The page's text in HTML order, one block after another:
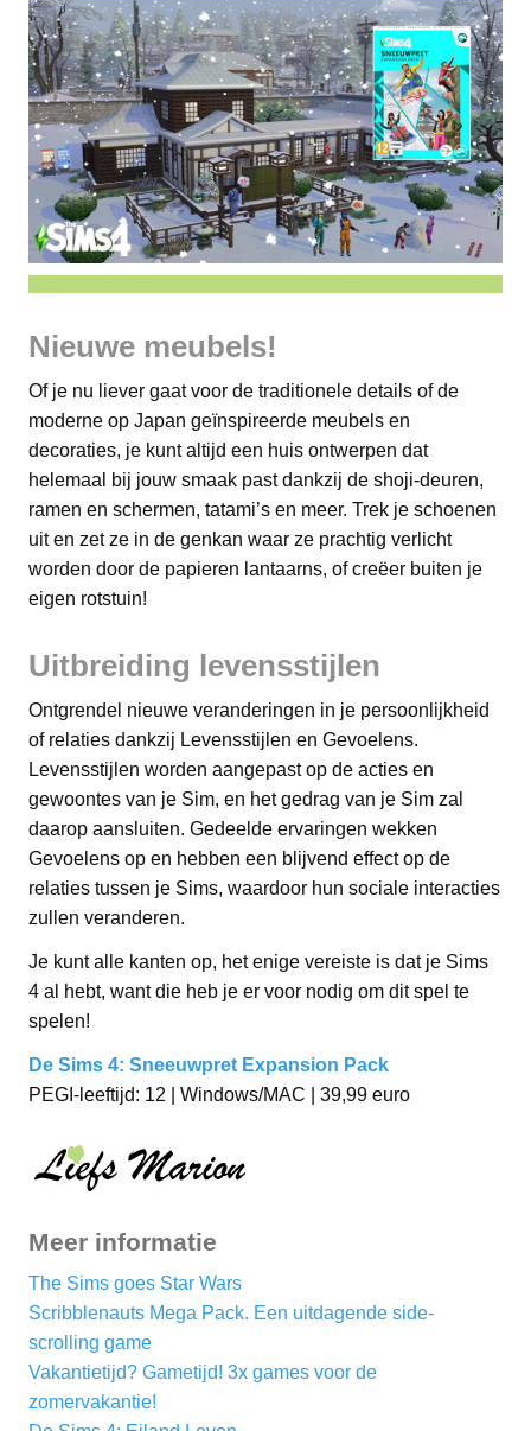
Nieuwe meubels!
Of je nu liever gaat voor de traditionele details of de
moderne op Japan geïnspireerde meubels en
decoraties, je kunt altijd een huis ontwerpen dat
helemaal bij jouw smaak past dankzij de shoji-deuren,
ramen en schermen, tatami’s en meer. Trek je schoenen
uit en zet ze in de genkan waar ze prachtig verlicht
worden door de papieren lantaarns, of creëer buiten je
eigen rotstuin!
Uitbreiding levensstijlen
Ontgrendel nieuwe veranderingen in je persoonlijkheid
of relaties dankzij Levensstijlen en Gevoelens.
Levensstijlen worden aangepast op de acties en
gewoontes van je Sim, en het gedrag van je Sim zal
daarop aansluiten. Gedeelde ervaringen wekken
Gevoelens op en hebben een blijvend effect op de
relaties tussen je Sims, waardoor hun sociale interacties
zullen veranderen.
Je kunt alle kanten op, het enige vereiste is dat je Sims
4 al hebt, want die heb je er voor nodig om dit spel te
spelen!
De Sims 4: Sneeuwpret Expansion Pack
PEGI-leeftijd: 12 | Windows/MAC | 39,99 euro
Meer informatie
The Sims goes Star Wars
Scribblenauts Mega Pack. Een uitdagende side-
scrolling game
Vakantietijd? Gametijd! 3x games voor de
zomervakantie!